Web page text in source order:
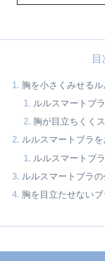
目
胸を小さくみせる
ルルスマートブ
胸が目立ちくく
ルルスマートブラ
ルルスマートブ
ルルスマートブラ
胸を目立たせない